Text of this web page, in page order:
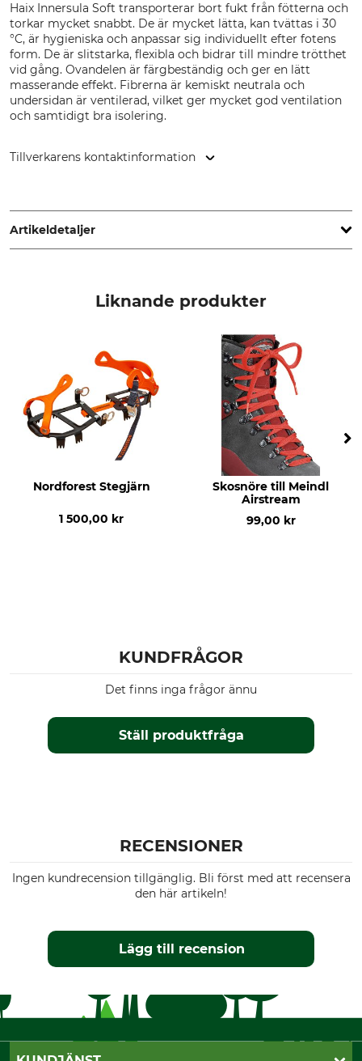
Haix Innersula Soft transporterar bort fukt från fötterna och
torkar mycket snabbt. De är mycket lätta, kan tvättas i 30
°C, är hygieniska och anpassar sig individuellt efter fotens
form. De är slitstarka, flexibla och bidrar till mindre trötthet
vid gång. Ovandelen är färgbeständig och ger en lätt
masserande effekt. Fibrerna är kemiskt neutrala och
undersidan är ventilerad, vilket ger mycket god ventilation
och samtidigt bra isolering.
Tillverkarens kontaktinformation
84048 Mainburg, Germany, www.haix.com
Artikeldetaljer
Får inte blekas
Torkning
Får inte torkas i torktumlare
Strykning
Stryk inte
Professionell textilvård
Torrengör inte
Skostorlek (EU)
Liknande produkter
Nordforest Stegjärn
1 500,00 kr
Skosnöre till Meindl
Airstream
99,00 kr
KUNDFRÅGOR
Ställ produktfråga
Det finns inga frågor ännu
RECENSIONER
Ingen kundrecension tillgänglig. Bli först med att recensera
den här artikeln!
Lägg till recension